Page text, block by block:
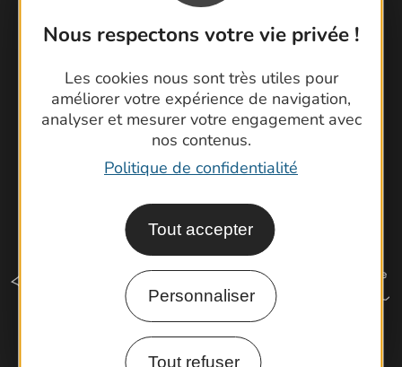
Nous respectons votre vie privée !
Les cookies nous sont très utiles pour
améliorer votre expérience de navigation,
analyser et mesurer votre engagement avec
nos contenus.
Politique de confidentialité
Tout accepter
Personnaliser
Tout refuser
Brochures
Cartoguides et Topoguides
Latitude Gard